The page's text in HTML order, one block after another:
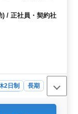
しており、長
ヶ月分支給さ
め、経済面で
事務所への提出書
研修等を受けて
必要な知識を習
アップします。
働きながら資格取
士）を目指すこ
) / 正社員・契約社
2日制
長期